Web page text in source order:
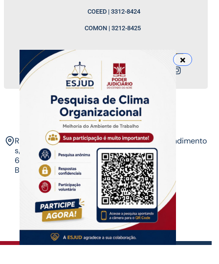
COEED | 3312-8424
COMON | 3212-8425
Nossos canais
ESJUD
Rua Tribunal de Justiça,
s/n. Via Verde.
69.915-631 – Rio
Branco-AC.​
Horário de Atendimento
07 às 14 horas​
Copyrigth ® | Escola do Poder Judiciário
Todos os direitos reservados